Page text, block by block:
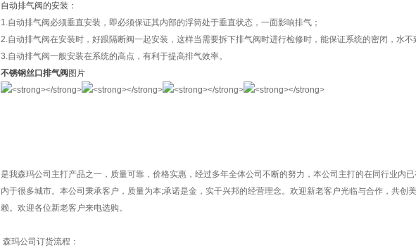
自动排气阀的安装：
1.自动排气阀必须垂直安装，即必须保证其内部的浮筒处于垂直状态，一面影响排气；
2.自动排气阀在安装时，好跟隔断阀一起安装，这样当需要拆下排气阀时进行检修时，能保证系统的密闭，水不
3.自动排气阀一般安装在系统的高点，有利于提高排气效率。
不锈钢丝口排气阀 图片
是我森玛公司主打产品之一，质量可靠，价格实惠，经过多年全体公司不断的努力，本公司主打的在同行业内
内于很多城市。本公司秉承客户，质量为本;承诺是金，实干兴邦的经营理念。欢迎新老客户光临与合作，共创
赖。欢迎各位新老客户来电选购。
森玛公司订货流程：